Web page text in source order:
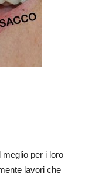
per i loro
lavori che